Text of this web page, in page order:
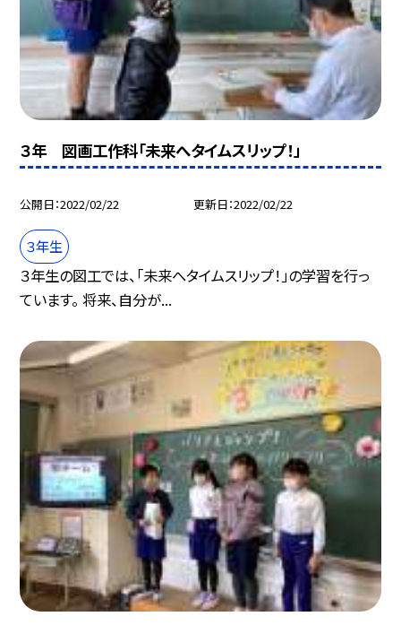
３年 図画工作科「未来へタイムスリップ！」
公開日 2022/02/22 更新日 2022/02/22
３年生
３年生の図工では、「未来へタイムスリップ！」の学習を行っ
ています。 将来、自分が...